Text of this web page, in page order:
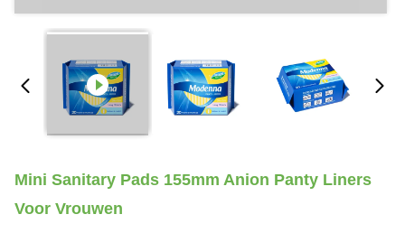
Mini Sanitary Pads 155mm Anion Panty Liners
Voor Vrouwen